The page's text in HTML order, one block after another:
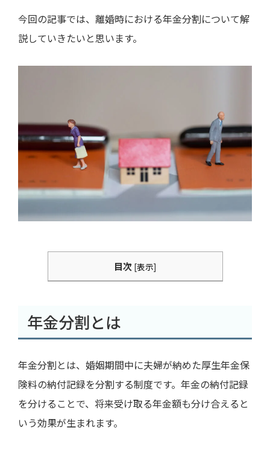
今回の記事では、離婚時における年金分割について解
説していきたいと思います。
目次 [表示]
年金分割とは
年金分割とは、婚姻期間中に夫婦が納めた厚生年金保
険料の納付記録を分割する制度です。年金の納付記録
を分けることで、将来受け取る年金額も分け合えると
いう効果が生まれます。